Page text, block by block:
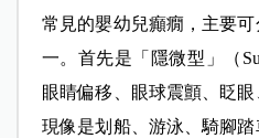
常見的嬰幼兒癲癇，主要
一。首先是「隱微型」（
眼睛偏移、眼球震顫、眨
現像是划船、游泳、騎腳